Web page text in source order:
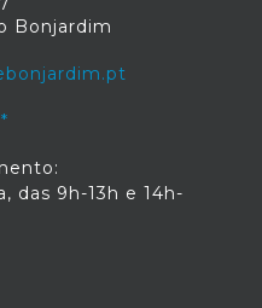
Bonjardim
das 9h-13h e 14h-